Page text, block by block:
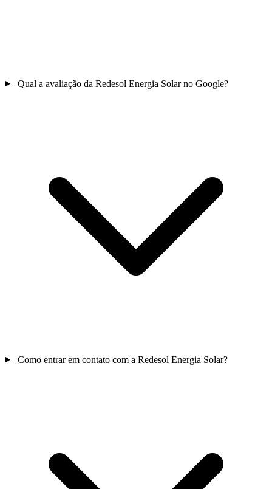
Qual a avaliação da Redesol Energia Solar no Google?
Como entrar em contato com a Redesol Energia Solar?